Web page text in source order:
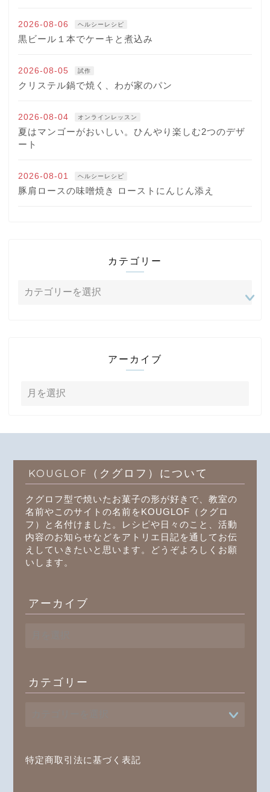
2026-08-06 ヘルシーレシピ
黒ビール１本でケーキと煮込み
2026-08-05 試作
クリステル鍋で焼く、わが家のパン
2026-08-04 オンラインレッスン
夏はマンゴーがおいしい。ひんやり楽しむ2つのデザ
ート
2026-08-01 ヘルシーレシピ
豚肩ロースの味噌焼き ローストにんじん添え
カテゴリー
アーカイブ
KOUGLOF（クグロフ）について
クグロフ型で焼いたお菓子の形が好きで、教室の
名前やこのサイトの名前をKOUGLOF（クグロ
フ）と名付けました。レシピや日々のこと、活動
内容のお知らせなどをアトリエ日記を通してお伝
えしていきたいと思います。どうぞよろしくお願
いします。
アーカイブ
ブ
カテゴリー
特定商取引法に基づく表記
プロフィール
オンラインレッスン